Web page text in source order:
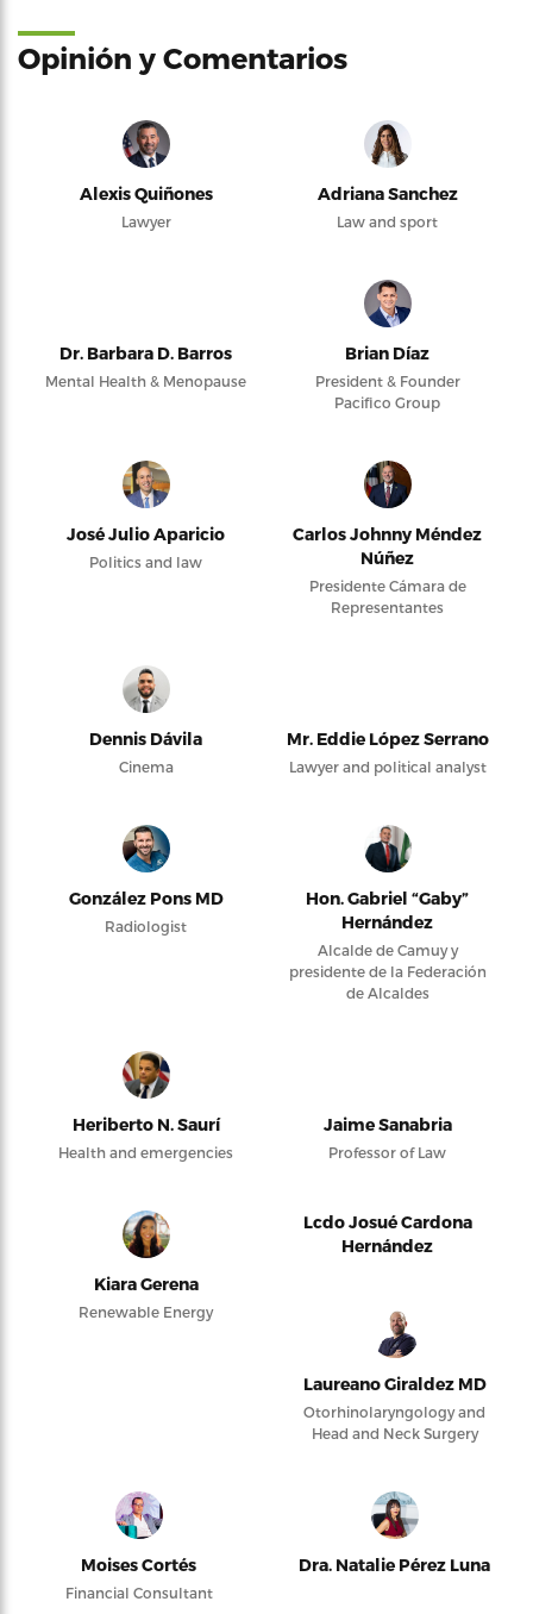
Opinión y Comentarios
Alexis Quiñones
Lawyer
Adriana Sanchez
Law and sport
Dr. Barbara D. Barros
Mental Health & Menopause
Brian Díaz
President & Founder
Pacifico Group
José Julio Aparicio
Politics and law
Carlos Johnny Méndez
Núñez
Presidente Cámara de
Representantes
Dennis Dávila
Cinema
Mr. Eddie López Serrano
Lawyer and political analyst
González Pons MD
Radiologist
Hon. Gabriel “Gaby”
Hernández
Alcalde de Camuy y
presidente de la Federación
de Alcaldes
Heriberto N. Saurí
Health and emergencies
Jaime Sanabria
Professor of Law
Kiara Gerena
Renewable Energy
Lcdo Josué Cardona
Hernández
Laureano Giraldez MD
Otorhinolaryngology and
Head and Neck Surgery
Moises Cortés
Financial Consultant
Dra. Natalie Pérez Luna